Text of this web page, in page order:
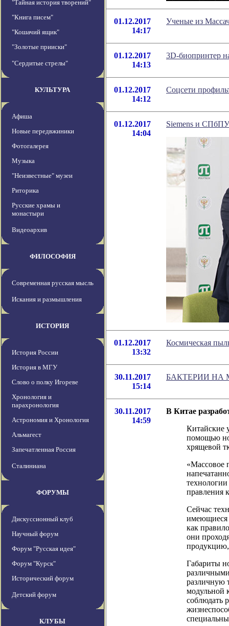
"Тайная история творений"
"Книга писем"
"Кошачий ящик"
"Золотые прииски"
"Сердитые стрелы"
КУЛЬТУРА
Афиша
Новые передвжиники
Фотогалерея
Музыка
"Неизвестные" музеи
Риторика
Русские храмы и
монастыри
Видеоархив
ФИЛОСОФИЯ
Современная русская мысль
Искания и размышления
ИСТОРИЯ
История России
История в МГУ
Слово о полку Игореве
Хронология и
парахронология
Астрономия и Хронология
Альмагест
Запечатленная Россия
Сталиниана
ФОРУМЫ
Дискуссионный клуб
Научный форум
Форум "Русская идея"
Форум "Курск"
Исторический форум
Детский форум
КЛУБЫ
01.12.2017
14:17
Ученые из
01.12.2017
14:13
3D-биопринтер
01.12.2017
14:12
Соцсети
01.12.2017
14:04
Siemens и СПбПУ
01.12.2017
13:32
Космическая
30.11.2017
15:14
БАКТЕРИИ НА
30.11.2017
14:59
В Китае
Китайские
помощью
хрящевой
«Массовое
правления
Сейчас
имеющиеся
как
они
Габариты
различную
модульной
соблюдать